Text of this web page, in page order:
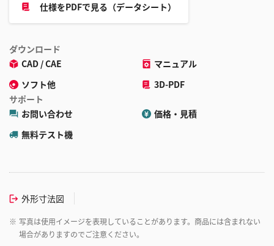
仕様をPDFで見る（データシート）
ダウンロード
CAD / CAE
マニュアル
ソフト他
3D-PDF
サポート
お問い合わせ
価格・見積
無料テスト機
外形寸法図
※ 写真は使用イメージを表現していることがあります。商品には含まれない
場合がありますのでご注意ください。